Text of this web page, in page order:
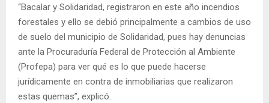
“Bacalar y Solidaridad, registraron en este año incendios
forestales y ello se debió principalmente a cambios de uso
de suelo del municipio de Solidaridad, pues hay denuncias
ante la Procuraduría Federal de Protección al Ambiente
(Profepa) para ver qué es lo que puede hacerse
jurídicamente en contra de inmobiliarias que realizaron
estas quemas”, explicó.